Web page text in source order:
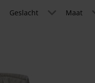
Geslacht Maat